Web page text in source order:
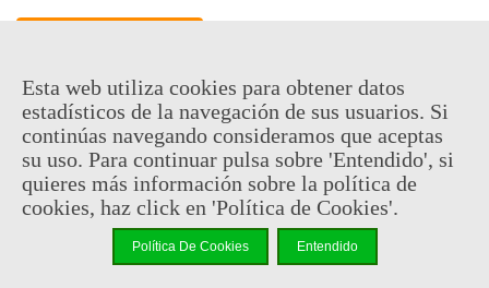
-
Añadir Al Carrito
Código QR Compartir
Al comprar este producto puedes juntar hasta24puntos de
. Su cesta sera de24puntos de fidelidad
Esta web utiliza cookies para obtener datos
estadísticos de la navegación de sus usuarios. Si
continúas navegando consideramos que aceptas
su uso. Para continuar pulsa sobre 'Entendido', si
quieres más información sobre la política de
cookies, haz click en 'Política de Cookies'.
Política De Cookies Entendido